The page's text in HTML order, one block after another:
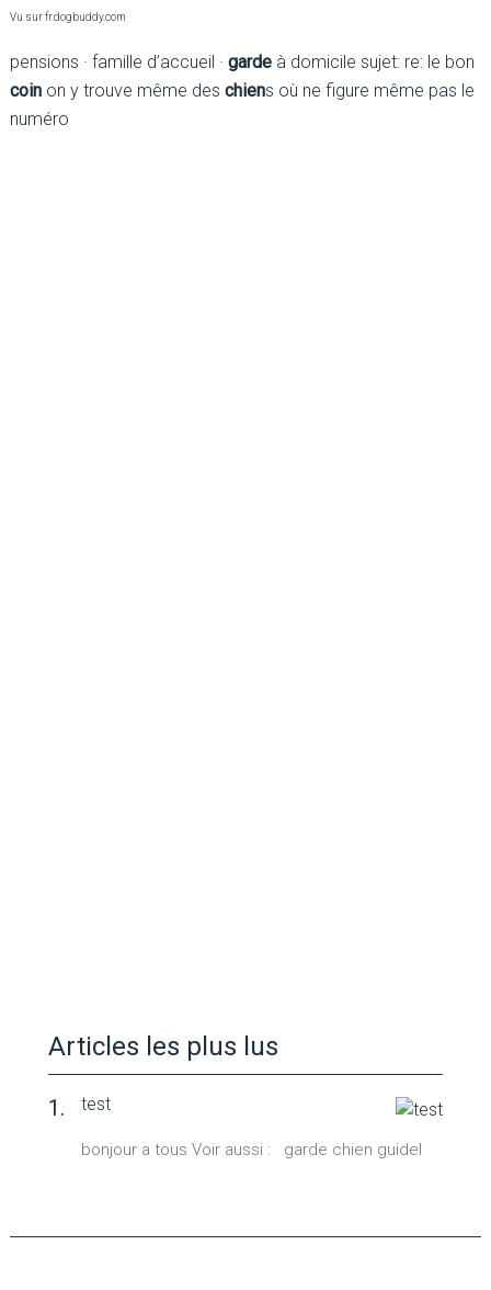
Vu sur fr.dogbuddy.com
pensions · famille d’accueil · gardeà domicile sujet: re: le bon
coinon y trouve même des chiens où ne figure même pas le
numéro
Articles les plus lus
test
bonjour a tous Voir aussi : garde chien guidel